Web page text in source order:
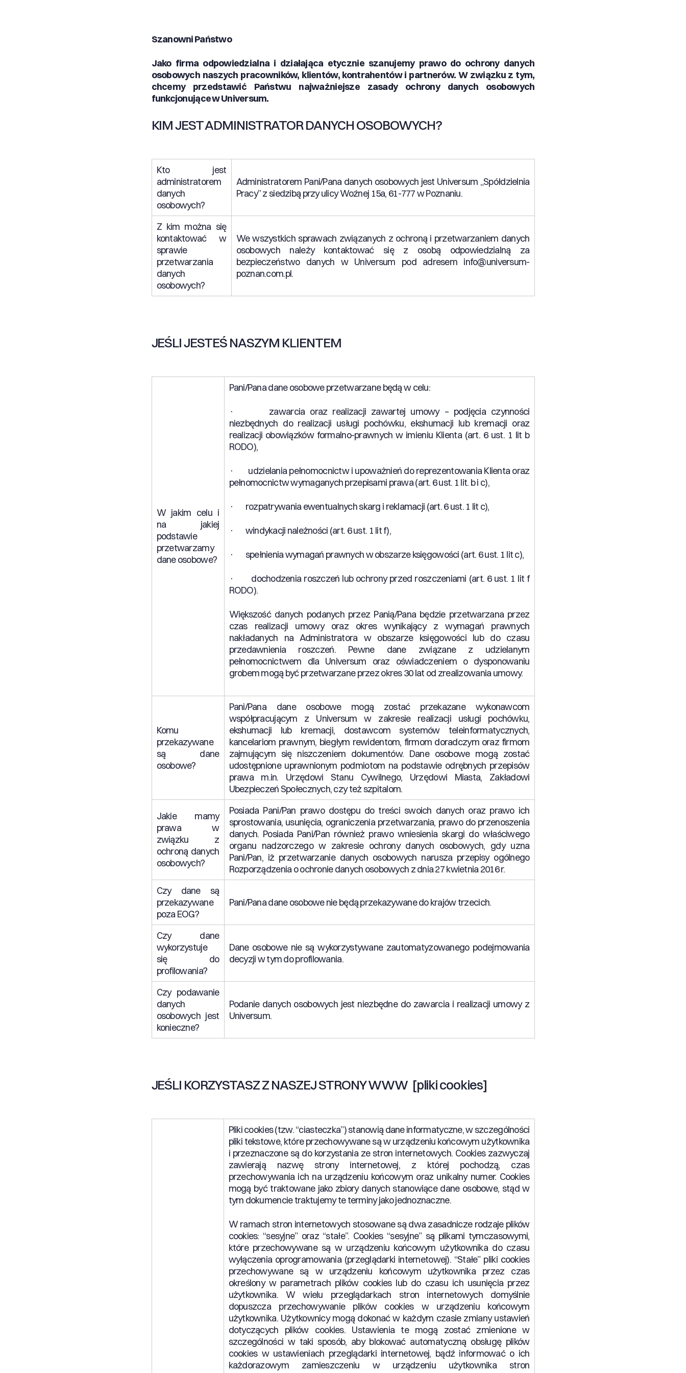
Szanowni Państwo
Jako firma odpowiedzialna i działająca etycznie szanujemy prawo do ochrony danych
osobowych naszych pracowników, klientów, kontrahentów i partnerów. W związku z tym,
chcemy przedstawić Państwu najważniejsze zasady ochrony danych osobowych
funkcjonujące w Universum.
KIM JEST ADMINISTRATOR DANYCH OSOBOWYCH?
Kto jest
administratorem
danych
osobowych?
Administratorem Pani/Pana danych osobowych jest Universum „Spółdzielnia
Pracy” z siedzibą przy ulicy Woźnej 15a, 61-777 w Poznaniu.
Z kim można się
kontaktować w
sprawie
przetwarzania
danych
osobowych?
We wszystkich sprawach związanych z ochroną i przetwarzaniem danych
osobowych należy kontaktować się z osobą odpowiedzialną za
bezpieczeństwo danych w Universum pod adresem info@universum-
poznan.com.pl.
JEŚLI JESTEŚ NASZYM KLIENTEM
W jakim celu i
na jakiej
podstawie
przetwarzamy
dane osobowe?
Pani/Pana dane osobowe przetwarzane będą w celu:
· zawarcia oraz realizacji zawartej umowy – podjęcia czynności
niezbędnych do realizacji usługi pochówku, ekshumacji lub kremacji oraz
realizacji obowiązków formalno-prawnych w imieniu Klienta (art. 6 ust. 1 lit b
RODO),
· udzielania pełnomocnictw i upoważnień do reprezentowania Klienta oraz
pełnomocnictw wymaganych przepisami prawa (art. 6 ust. 1 lit. b i c),
· rozpatrywania ewentualnych skarg i reklamacji (art. 6 ust. 1 lit c),
· windykacji należności (art. 6 ust. 1 lit f),
· spełnienia wymagań prawnych w obszarze księgowości (art. 6 ust. 1 lit c),
· dochodzenia roszczeń lub ochrony przed roszczeniami (art. 6 ust. 1 lit f
RODO).
Większość danych podanych przez Panią/Pana będzie przetwarzana przez
czas realizacji umowy oraz okres wynikający z wymagań prawnych
nakładanych na Administratora w obszarze księgowości lub do czasu
przedawnienia roszczeń. Pewne dane związane z udzielanym
pełnomocnictwem dla Universum oraz oświadczeniem o dysponowaniu
grobem mogą być przetwarzane przez okres 30 lat od zrealizowania umowy.
Komu
przekazywane
są dane
osobowe?
Pani/Pana dane osobowe mogą zostać przekazane wykonawcom
współpracującym z Universum w zakresie realizacji usługi pochówku,
ekshumacji lub kremacji, dostawcom systemów teleinformatycznych,
kancelariom prawnym, biegłym rewidentom, firmom doradczym oraz firmom
zajmującym się niszczeniem dokumentów. Dane osobowe mogą zostać
udostępnione uprawnionym podmiotom na podstawie odrębnych przepisów
prawa m.in. Urzędowi Stanu Cywilnego, Urzędowi Miasta, Zakładowi
Ubezpieczeń Społecznych, czy też szpitalom.
Jakie mamy
prawa w
związku z
ochroną danych
osobowych?
Posiada Pani/Pan prawo dostępu do treści swoich danych oraz prawo ich
sprostowania, usunięcia, ograniczenia przetwarzania, prawo do przenoszenia
danych. Posiada Pani/Pan również prawo wniesienia skargi do właściwego
organu nadzorczego w zakresie ochrony danych osobowych, gdy uzna
Pani/Pan, iż przetwarzanie danych osobowych narusza przepisy ogólnego
Rozporządzenia o ochronie danych osobowych z dnia 27 kwietnia 2016 r.
Czy dane są
przekazywane
poza EOG?
Pani/Pana dane osobowe nie będą przekazywane do krajów trzecich.
Czy dane
wykorzystuje
się do
profilowania?
Dane osobowe nie są wykorzystywane zautomatyzowanego podejmowania
decyzji w tym do profilowania.
Czy podawanie
danych
osobowych jest
konieczne?
Podanie danych osobowych jest niezbędne do zawarcia i realizacji umowy z
Universum.
JEŚLI KORZYSTASZ Z NASZEJ STRONY WWW [pliki cookies]
Pliki cookies (tzw. “ciasteczka”) stanowią dane informatyczne, w szczególności
pliki tekstowe, które przechowywane są w urządzeniu końcowym użytkownika
i przeznaczone są do korzystania ze stron internetowych. Cookies zazwyczaj
zawierają nazwę strony internetowej, z której pochodzą, czas
przechowywania ich na urządzeniu końcowym oraz unikalny numer. Cookies
mogą być traktowane jako zbiory danych stanowiące dane osobowe, stąd w
tym dokumencie traktujemy te terminy jako jednoznaczne.
W ramach stron internetowych stosowane są dwa zasadnicze rodzaje plików
cookies: “sesyjne” oraz “stałe”. Cookies “sesyjne” są plikami tymczasowymi,
które przechowywane są w urządzeniu końcowym użytkownika do czasu
wyłączenia oprogramowania (przeglądarki internetowej). “Stałe” pliki cookies
przechowywane są w urządzeniu końcowym użytkownika przez czas
określony w parametrach plików cookies lub do czasu ich usunięcia przez
użytkownika. W wielu przeglądarkach stron internetowych domyślnie
dopuszcza przechowywanie plików cookies w urządzeniu końcowym
użytkownika. Użytkownicy mogą dokonać w każdym czasie zmiany ustawień
dotyczących plików cookies. Ustawienia te mogą zostać zmienione w
szczególności w taki sposób, aby blokować automatyczną obsługę plików
cookies w ustawieniach przeglądarki internetowej, bądź informować o ich
każdorazowym zamieszczeniu w urządzeniu użytkownika stron